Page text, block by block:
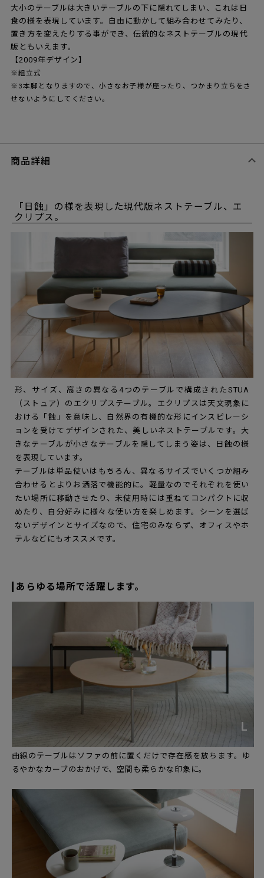
大小のテーブルは大きいテーブルの下に隠れてしまい、これは日
食の様を表現しています。自由に動かして組み合わせてみたり、
置き方を変えたりする事ができ、伝統的なネストテーブルの現代
版ともいえます。
【2009年デザイン】
※組立式
※3本脚となりますので、小さなお子様が座ったり、つかまり立ちをさ
せないようにしてください。
商品詳細
「日蝕」の様を表現した現代版ネストテーブル、エ
クリプス。
形、サイズ、高さの異なる4つのテーブルで構成されたSTUA
（ストュア）のエクリプステーブル。エクリプスは天文現象に
おける「蝕」を意味し、自然界の有機的な形にインスピレーシ
ョンを受けてデザインされた、美しいネストテーブルです。大
きなテーブルが小さなテーブルを隠してしまう姿は、日蝕の様
を表現しています。
テーブルは単品使いはもちろん、異なるサイズでいくつか組み
合わせるとよりお洒落で機能的に。軽量なのでそれぞれを使い
たい場所に移動させたり、未使用時には重ねてコンパクトに収
めたり、自分好みに様々な使い方を楽しめます。シーンを選ば
ないデザインとサイズなので、住宅のみならず、オフィスやホ
テルなどにもオススメです。
あらゆる場所で活躍します。
L
曲線のテーブルはソファの前に置くだけで存在感を放ちます。ゆ
るやかなカーブのおかげで、空間も柔らかな印象に。